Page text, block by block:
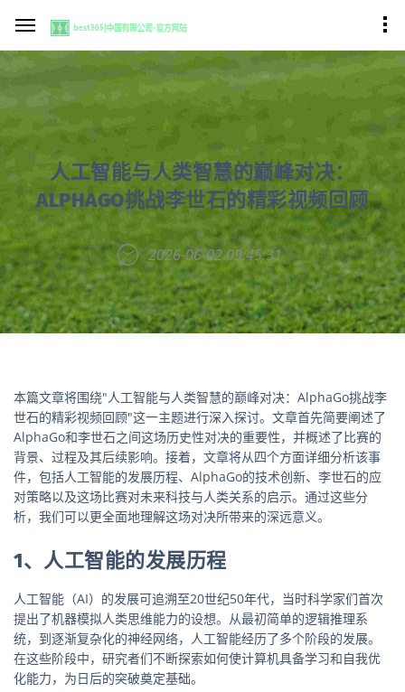
人工智能与人类智慧的巅峰对决：
ALPHAGO挑战李世石的精彩视频回顾
2026-06-02 09:45:31
本篇文章将围绕"人工智能与人类智慧的巅峰对决：AlphaGo挑战李
世石的精彩视频回顾"这一主题进行深入探讨。文章首先简要阐述了
AlphaGo和李世石之间这场历史性对决的重要性，并概述了比赛的
背景、过程及其后续影响。接着，文章将从四个方面详细分析该事
件，包括人工智能的发展历程、AlphaGo的技术创新、李世石的应
对策略以及这场比赛对未来科技与人类关系的启示。通过这些分
析，我们可以更全面地理解这场对决所带来的深远意义。
1、人工智能的发展历程
人工智能（AI）的发展可追溯至20世纪50年代，当时科学家们首次
提出了机器模拟人类思维能力的设想。从最初简单的逻辑推理系
统，到逐渐复杂化的神经网络，人工智能经历了多个阶段的发展。
在这些阶段中，研究者们不断探索如何使计算机具备学习和自我优
化能力，为日后的突破奠定基础。